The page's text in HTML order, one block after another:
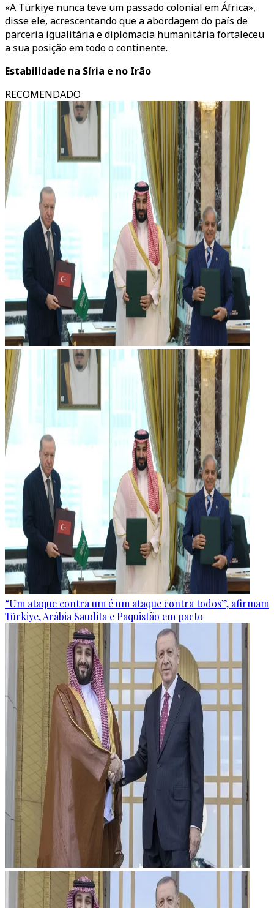
«A Türkiye nunca teve um passado colonial em África»,
disse ele, acrescentando que a abordagem do país de
parceria igualitária e diplomacia humanitária fortaleceu
a sua posição em todo o continente.
Estabilidade na Síria e no Irão
RECOMENDADO
“Um ataque contra um é um ataque contra todos”, afirmam
Türkiye, Arábia Saudita e Paquistão em pacto